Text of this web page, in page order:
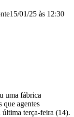
15/01/25 às 12:30 |
uma fábrica
que agentes
última terça-feira (14).